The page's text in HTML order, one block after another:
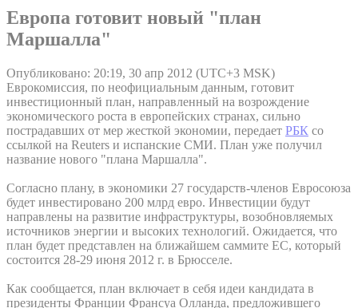
Европа готовит новый "план
Маршалла"
Опубликовано: 20:19, 30 апр 2012 (UTC+3 MSK)
Еврокомиссия, по неофициальным данным, готовит
инвестиционный план, направленный на возрождение
экономического роста в европейских странах, сильно
пострадавших от мер жесткой экономии, передает РБК со
ссылкой на Reuters и испанские СМИ. План уже получил
название нового "плана Маршалла".
Согласно плану, в экономики 27 государств-членов Евросоюза
будет инвестировано 200 млрд евро. Инвестиции будут
направлены на развитие инфраструктуры, возобновляемых
источников энергии и высоких технологий. Ожидается, что
план будет представлен на ближайшем саммите ЕС, который
состоится 28-29 июня 2012 г. в Брюсселе.
Как сообщается, план включает в себя идеи кандидата в
президенты Франции Франсуа Олланда, предложившего